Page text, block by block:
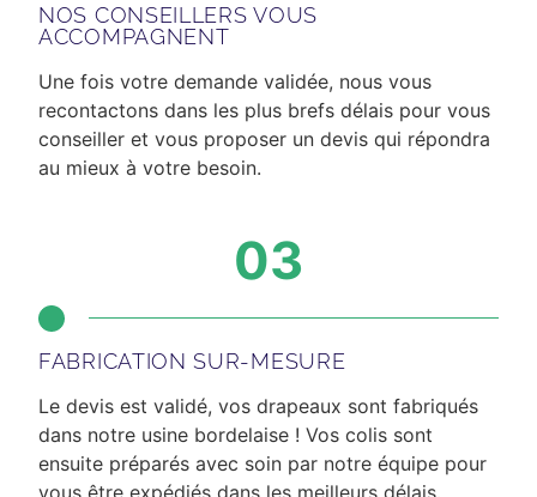
NOS CONSEILLERS VOUS
ACCOMPAGNENT
Une fois votre demande validée, nous vous
recontactons dans les plus brefs délais pour vous
conseiller et vous proposer un devis qui répondra
au mieux à votre besoin.
03
FABRICATION SUR-MESURE
Le devis est validé, vos drapeaux sont fabriqués
dans notre usine bordelaise ! Vos colis sont
ensuite préparés avec soin par notre équipe pour
vous être expédiés dans les meilleurs délais.